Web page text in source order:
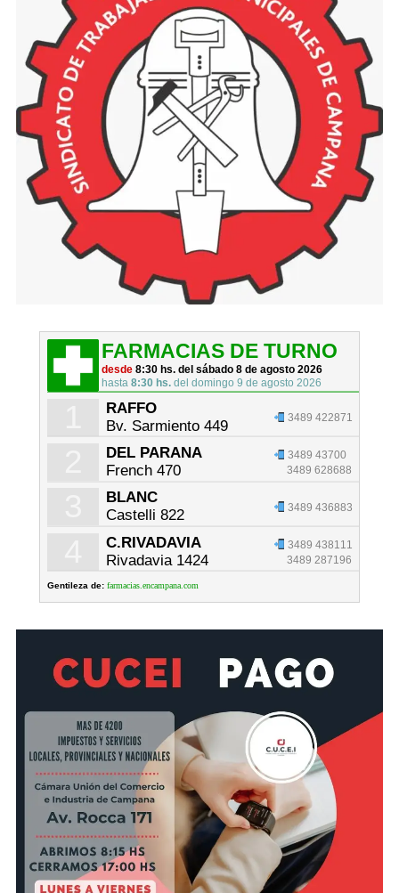
FARMACIAS DE TURNO
desde8:30 hs. del sábado 8 de agosto 2026
hasta8:30 hs. del domingo 9 de agosto 2026
RAFFO
Bv. Sarmiento 449
3489 422871
DEL PARANA
French 470
3489 43700
3489 628688
BLANC
Castelli 822
3489 436883
C.RIVADAVIA
Rivadavia 1424
3489 438111
3489 287196
Gentileza de: farmacias.encampana.com